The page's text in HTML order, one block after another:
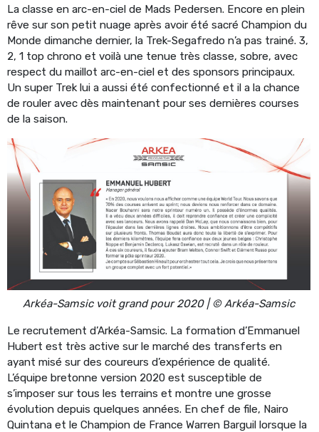
La classe en arc-en-ciel de Mads Pedersen. Encore en plein
rêve sur son petit nuage après avoir été sacré Champion du
Monde dimanche dernier, la Trek-Segafredo n’a pas trainé. 3,
2, 1 top chrono et voilà une tenue très classe, sobre, avec
respect du maillot arc-en-ciel et des sponsors principaux.
Un super Trek lui a aussi été confectionné et il a la chance
de rouler avec dès maintenant pour ses dernières courses
de la saison.
Arkéa-Samsic voit grand pour 2020 | © Arkéa-Samsic
Le recrutement d’Arkéa-Samsic. La formation d’Emmanuel
Hubert est très active sur le marché des transferts en
ayant misé sur des coureurs d’expérience de qualité.
L’équipe bretonne version 2020 est susceptible de
s’imposer sur tous les terrains et montre une grosse
évolution depuis quelques années. En chef de file, Nairo
Quintana et le Champion de France Warren Barguil lorsque la